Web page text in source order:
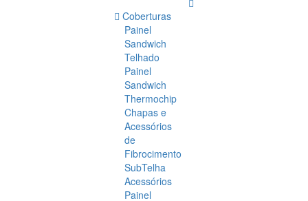
Coberturas
Painel
Sandwich
Telhado
Painel
Sandwich
Thermochip
Chapas e
Acessórios
de
Fibrocimento
SubTelha
Acessórios
Painel